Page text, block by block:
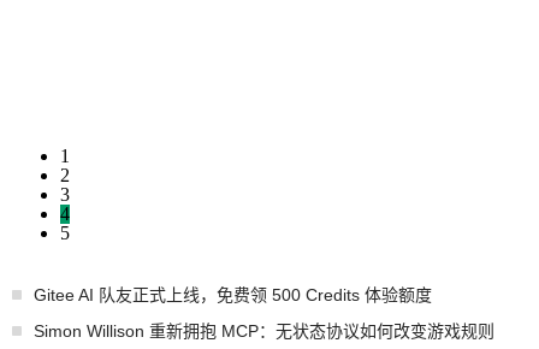
1
2
3
4
5
Gitee AI 队友正式上线，免费领 500 Credits 体验额度
Simon Willison 重新拥抱 MCP：无状态协议如何改变游戏规则